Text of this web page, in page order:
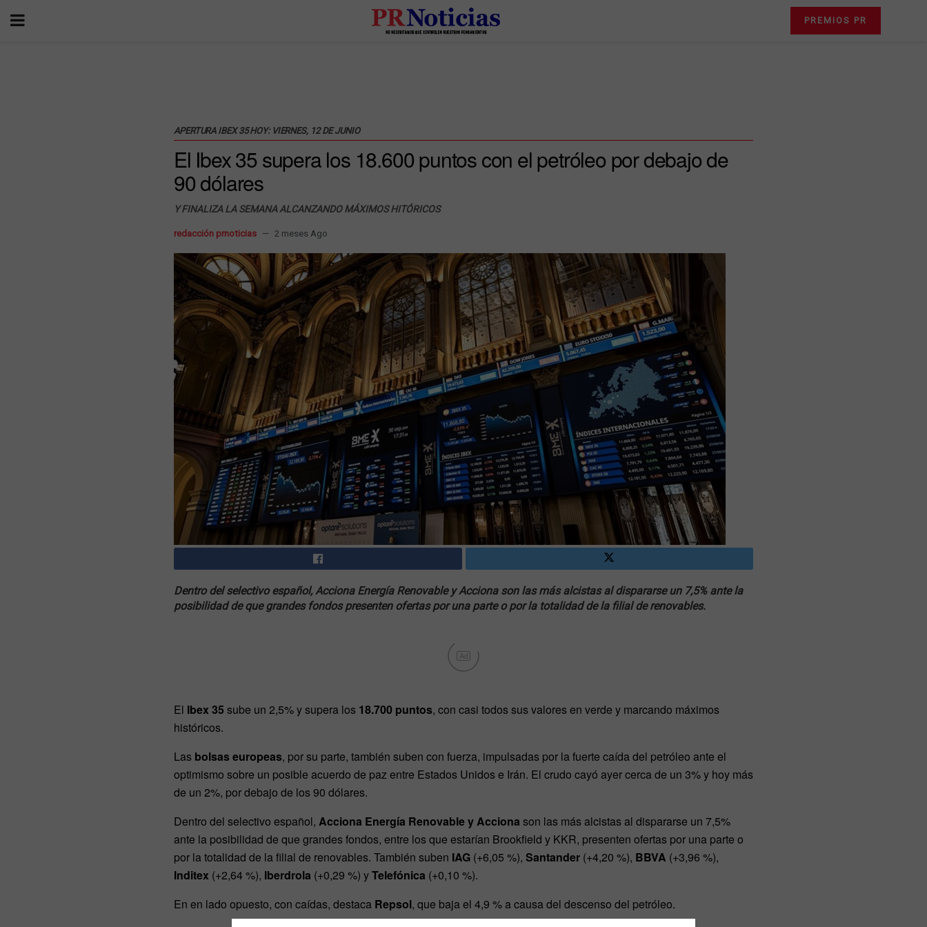
PREMIOS PR
APERTURA IBEX 35 HOY: VIERNES, 12 DE JUNIO
El Ibex 35 supera los 18.600 puntos con el petróleo por debajo de
90 dólares
Y FINALIZA LA SEMANA ALCANZANDO MÁXIMOS HITÓRICOS
redacción prnoticias 2 meses Ago
Dentro del selectivo español, Acciona Energía Renovable y Acciona son las más alcistas al dispararse un 7,5% ante la
posibilidad de que grandes fondos presenten ofertas por una parte o por la totalidad de la filial de renovables.
Ad
El Ibex 35 sube un 2,5% y supera los 18.700 puntos, con casi todos sus valores en verde y marcando máximos
históricos.
Las bolsas europeas, por su parte, también suben con fuerza, impulsadas por la fuerte caída del petróleo ante el
optimismo sobre un posible acuerdo de paz entre Estados Unidos e Irán. El crudo cayó ayer cerca de un 3% y hoy más
de un 2%, por debajo de los 90 dólares.
Dentro del selectivo español, Acciona Energía Renovable y Acciona son las más alcistas al dispararse un 7,5%
ante la posibilidad de que grandes fondos, entre los que estarían Brookfield y KKR, presenten ofertas por una parte o
por la totalidad de la filial de renovables. También suben IAG (+6,05 %), Santander (+4,20 %), BBVA (+3,96 %),
Inditex (+2,64 %), Iberdrola (+0,29 %) yTelefónica (+0,10 %).
En en lado opuesto, con caídas, destaca Repsol, que baja el 4,9 % a causa del descenso del petróleo.